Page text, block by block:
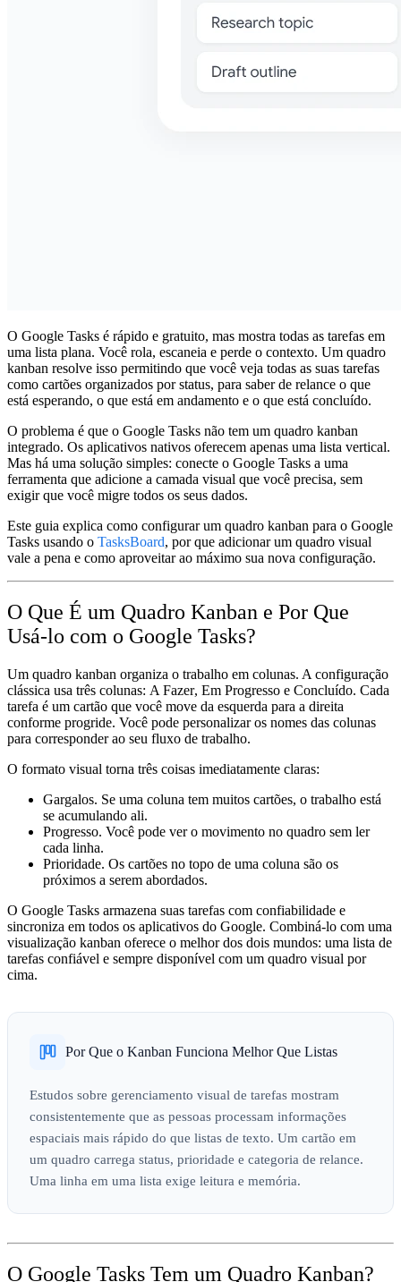
O Google Tasks é rápido e gratuito, mas mostra todas as tarefas em
uma lista plana. Você rola, escaneia e perde o contexto. Um quadro
kanban resolve isso permitindo que você veja todas as suas tarefas
como cartões organizados por status, para saber de relance o que
está esperando, o que está em andamento e o que está concluído.
O problema é que o Google Tasks não tem um quadro kanban
integrado. Os aplicativos nativos oferecem apenas uma lista vertical.
Mas há uma solução simples: conecte o Google Tasks a uma
ferramenta que adicione a camada visual que você precisa, sem
exigir que você migre todos os seus dados.
Este guia explica como configurar um quadro kanban para o Google
Tasks usando o TasksBoard, por que adicionar um quadro visual
vale a pena e como aproveitar ao máximo sua nova configuração.
O Que É um Quadro Kanban e Por Que
Usá-lo com o Google Tasks?
Um quadro kanban organiza o trabalho em colunas. A configuração
clássica usa três colunas: A Fazer, Em Progresso e Concluído. Cada
tarefa é um cartão que você move da esquerda para a direita
conforme progride. Você pode personalizar os nomes das colunas
para corresponder ao seu fluxo de trabalho.
O formato visual torna três coisas imediatamente claras:
Gargalos. Se uma coluna tem muitos cartões, o trabalho está
se acumulando ali.
Progresso. Você pode ver o movimento no quadro sem ler
cada linha.
Prioridade. Os cartões no topo de uma coluna são os
próximos a serem abordados.
O Google Tasks armazena suas tarefas com confiabilidade e
sincroniza em todos os aplicativos do Google. Combiná-lo com uma
visualização kanban oferece o melhor dos dois mundos: uma lista de
tarefas confiável e sempre disponível com um quadro visual por
cima.
Por Que o Kanban Funciona Melhor Que Listas
Estudos sobre gerenciamento visual de tarefas mostram
consistentemente que as pessoas processam informações
espaciais mais rápido do que listas de texto. Um cartão em
um quadro carrega status, prioridade e categoria de relance.
Uma linha em uma lista exige leitura e memória.
O Google Tasks Tem um Quadro Kanban?